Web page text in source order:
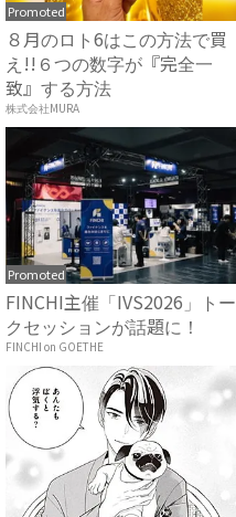
Promoted
８月のロト6はこの方法で買
え!!６つの数字が『完全一
致』する方法
株式会社MURA
Promoted
FINCHI主催「IVS2026」トー
クセッションが話題に！
FINCHI on GOETHE